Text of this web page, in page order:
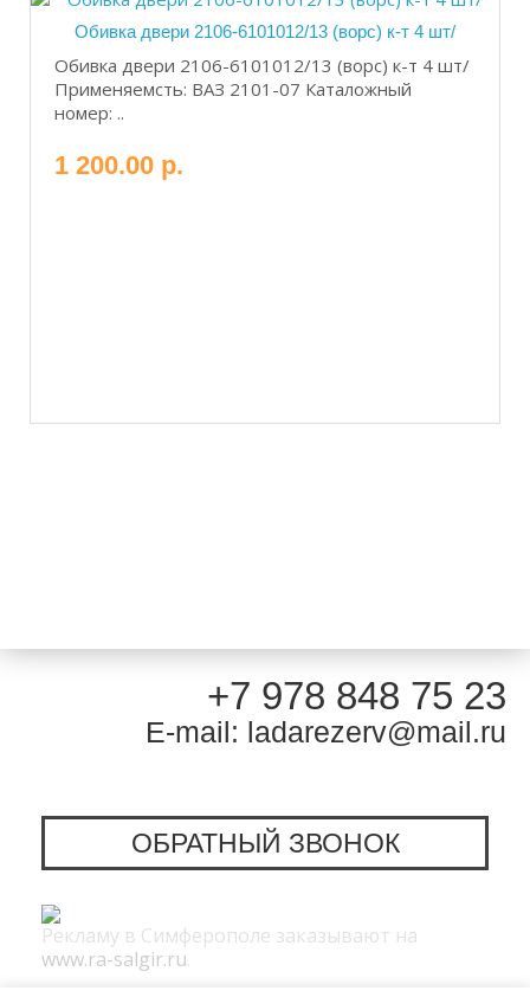
Обивка двери 2106-6101012/13 (ворс) к-т 4 шт/
Обивка двери 2106-6101012/13 (ворс) к-т 4 шт/
Применяемсть: ВАЗ 2101-07 Каталожный
номер: ..
1 200.00 р.
+7 978 848 75 23
E-mail: ladarezerv@mail.ru
ОБРАТНЫЙ ЗВОНОК
Рекламу в Симферополе заказывают на
www.ra-salgir.ru.